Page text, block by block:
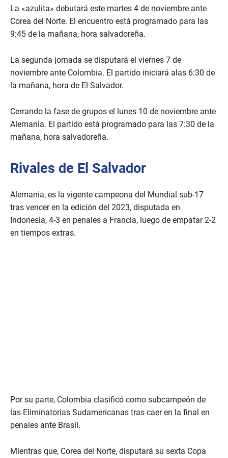
s
e
c
o
n
s
La «azulita» debutará este martes 4 de noviembre ante
Corea del Norte. El encuentro está programado para las
9:45 de la mañana, hora salvadoreña.
La segunda jornada se disputará el viernes 7 de
noviembre ante Colombia. El partido iniciará alas 6:30 de
la mañana, hora de El Salvador.
Cerrando la fase de grupos el lunes 10 de noviembre ante
Alemania. El partido está programado para las 7:30 de la
mañana, hora salvadoreña.
Rivales de El Salvador
Alemania, es la vigente campeona del Mundial sub-17
tras vencer en la edición del 2023, disputada en
Indonesia, 4-3 en penales a Francia, luego de empatar 2-2
en tiempos extras.
Por su parte, Colombia clasificó como subcampeón de
las Eliminatorias Sudamericanas tras caer en la final en
penales ante Brasil.
Mientras que, Corea del Norte, disputará su sexta Copa